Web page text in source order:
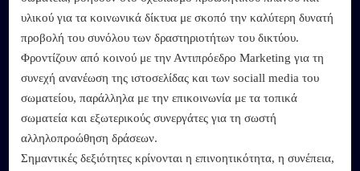
υλικού για τα κοινωνικά δίκτυα με σκοπό την καλύτερη δυνατή
προβολή του συνόλου των δραστηριοτήτων του δικτύου.
Φροντίζουν από κοινού με την Αντιπρόεδρο Marketing για τη
συνεχή ανανέωση της ιστοσελίδας και των sociall media του
σωματείου, παράλληλα με την επικοινωνία με τα τοπικά
σωματεία και εξωτερικούς συνεργάτες για τη σωστή
αλληλοπροώθηση δράσεων.
Σημαντικές δεξιότητες κρίνονται η επινοητικότητα, η συνέπεια,